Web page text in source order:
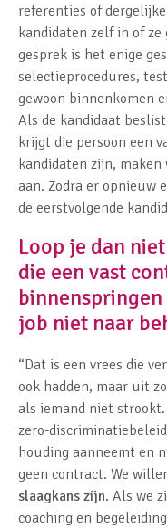
referenties of
kandidaten zelf in of ze
gesprek is het enige
selectieprocedures,
gewoon binnenkomen
Als de kandidaat
krijgt die persoon een
kandidaten zijn,
aan. Zodra er opnieuw
de eerstvolgende
Loop je dan
die een vast
job niet naar
“Dat is een vrees die
ook hadden, maar uit
als iemand niet
zero-
houding aanneemt en
geen contract. We
slaagkans zijn. Als we
coaching en